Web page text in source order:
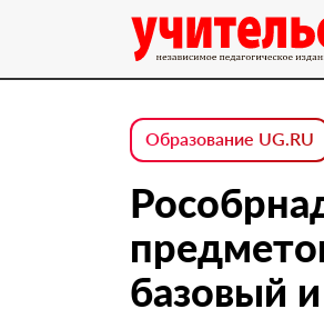
Образование UG.RU
базовый